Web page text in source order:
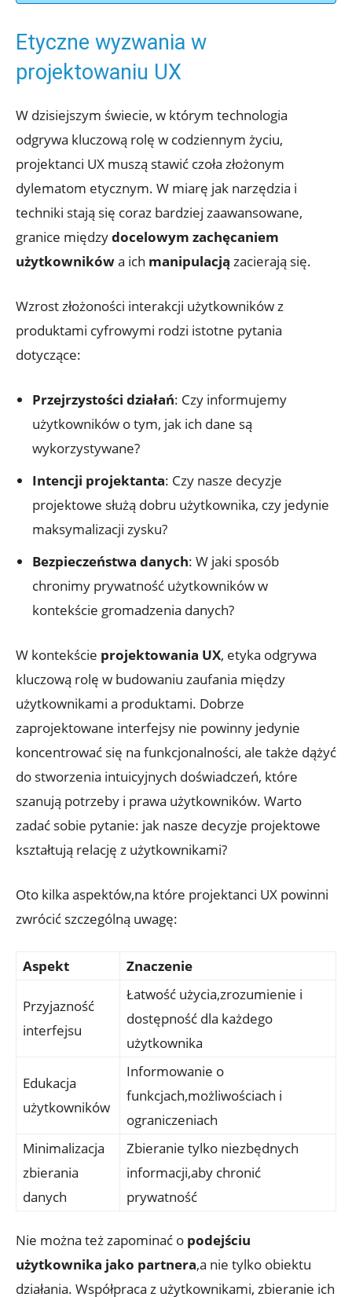
Etyczne wyzwania w
projektowaniu UX
W dzisiejszym świecie, w którym technologia
odgrywa kluczową rolę w codziennym życiu,
projektanci UX muszą stawić czoła złożonym
dylematom etycznym. W miarę jak narzędzia i
techniki stają się coraz bardziej zaawansowane,
granice międzydocelowym zachęcaniem
użytkownikówa ich manipulacją zacierają się.
Wzrost złożoności interakcji użytkowników z
produktami cyfrowymi rodzi istotne pytania
dotyczące:
Przejrzystości działań: Czy informujemy
użytkowników o tym, jak ich dane są
wykorzystywane?
Intencji projektanta: Czy nasze decyzje
projektowe służą dobru użytkownika, czy jedynie
maksymalizacji zysku?
Bezpieczeństwa danych: W jaki sposób
chronimy prywatność użytkowników w
kontekście gromadzenia danych?
W kontekście projektowania UX, etyka odgrywa
kluczową rolę w budowaniu zaufania między
użytkownikami a produktami. Dobrze
zaprojektowane interfejsy nie powinny jedynie
koncentrować się na funkcjonalności, ale także dążyć
do stworzenia intuicyjnych doświadczeń, które
szanują potrzeby i prawa użytkowników. Warto
zadać sobie pytanie: jak nasze decyzje projektowe
kształtują relację z użytkownikami?
Oto kilka aspektów,na które projektanci UX powinni
zwrócić szczególną uwagę:
Aspekt Znaczenie
Przyjazność
interfejsu
Łatwość użycia,zrozumienie i
dostępność dla każdego
użytkownika
Edukacja
użytkowników
Informowanie o
funkcjach,możliwościach i
ograniczeniach
Minimalizacja
zbierania
danych
Zbieranie tylko niezbędnych
informacji,aby chronić
prywatność
Nie można też zapominać o podejściu
użytkownika jako partnera,a nie tylko obiektu
działania. Współpraca z użytkownikami, zbieranie ich